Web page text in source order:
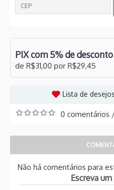
PIX com 5% de desconto
de R$31,00 por R$29,45
Lista de desejos
0 comentários
Não há comentários para
Escreva